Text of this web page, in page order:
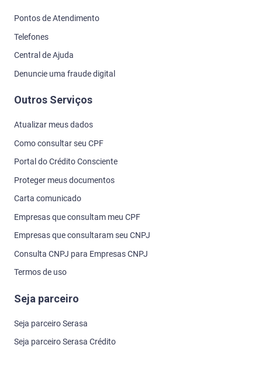
Pontos de Atendimento
Telefones
Central de Ajuda
Denuncie uma fraude digital
Outros Serviços
Atualizar meus dados
Como consultar seu CPF
Portal do Crédito Consciente
Proteger meus documentos
Carta comunicado
Empresas que consultam meu CPF
Empresas que consultaram seu CNPJ
Consulta CNPJ para Empresas CNPJ
Termos de uso
Seja parceiro
Seja parceiro Serasa
Seja parceiro Serasa Crédito